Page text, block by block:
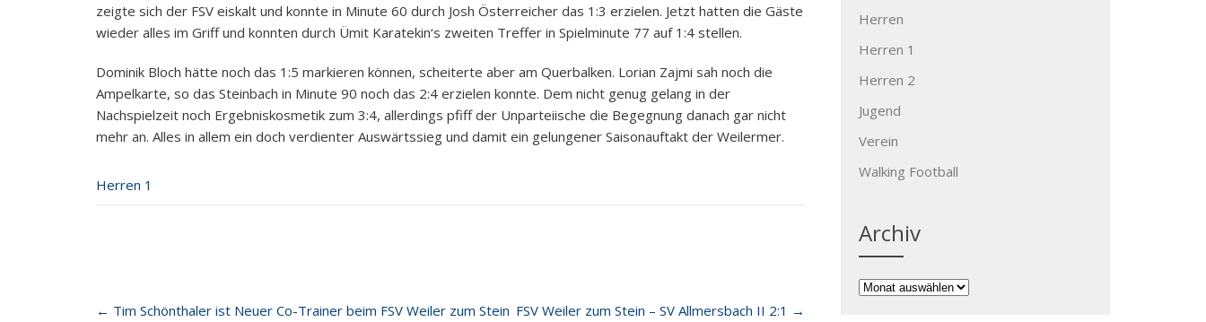
zeigte sich der FSV eiskalt und konnte in Minute 60 durch Josh Österreicher das 1:3 erzielen. Jetzt hatten die Gäste
wieder alles im Griff und konnten durch Ümit Karatekin‘s zweiten Treffer in Spielminute 77 auf 1:4 stellen.
Dominik Bloch hätte noch das 1:5 markieren können, scheiterte aber am Querbalken. Lorian Zajmi sah noch die
Ampelkarte, so das Steinbach in Minute 90 noch das 2:4 erzielen konnte. Dem nicht genug gelang in der
Nachspielzeit noch Ergebniskosmetik zum 3:4, allerdings pfiff der Unparteiische die Begegnung danach gar nicht
mehr an. Alles in allem ein doch verdienter Auswärtssieg und damit ein gelungener Saisonauftakt der Weilermer.
Herren 1
Post
← Tim Schönthaler ist Neuer Co-Trainer beim FSV Weiler zum Stein FSV Weiler zum Stein – SV Allmersbach II 2:1 →
Herren
Herren 1
Herren 2
Jugend
Verein
Walking Football
Archiv
Archiv